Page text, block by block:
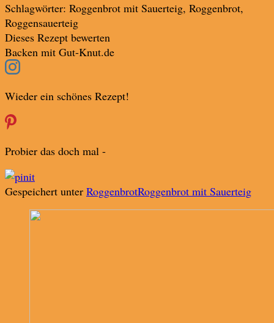
Schlagwörter: Roggenbrot mit Sauerteig, Roggenbrot,
Roggensauerteig
Dieses Rezept bewerten
Backen mit Gut-Knut.de
Wieder ein schönes Rezept!
Probier das doch mal -
Gespeichert unter RoggenbrotRoggenbrot mit Sauerteig